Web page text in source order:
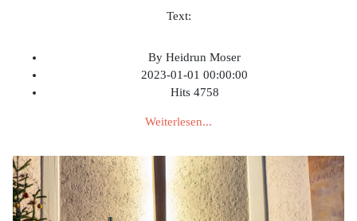
Text:
By Heidrun Moser
2023-01-01 00:00:00
Hits 4758
Weiterlesen...